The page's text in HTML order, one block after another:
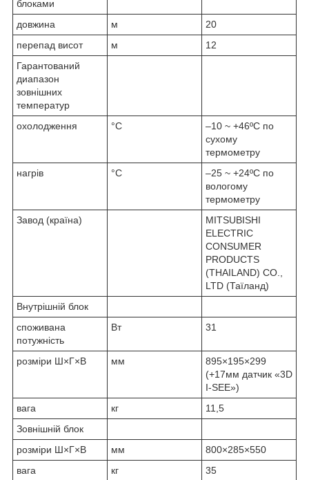
блоками
довжина
м
20
перепад висот
м
12
Гарантований
диапазон
зовнішних
температур
охолодження
°С
–10 ~ +46ºC по
сухому
термометру
нагрів
°С
–25 ~ +24ºC по
вологому
термометру
Завод (країна)
MITSUBISHI
ELECTRIC
CONSUMER
PRODUCTS
(THAILAND) CO.,
LTD (Таїланд)
Внутрішній блок
споживана
потужність
Вт 31
розміри Ш×Г×В мм
895×195×299
(+17мм датчик «3D
I-SEE»)
вага
кг
11,5
Зовнішній блок
розміри Ш×Г×В
мм
800×285×550
вага
кг 35